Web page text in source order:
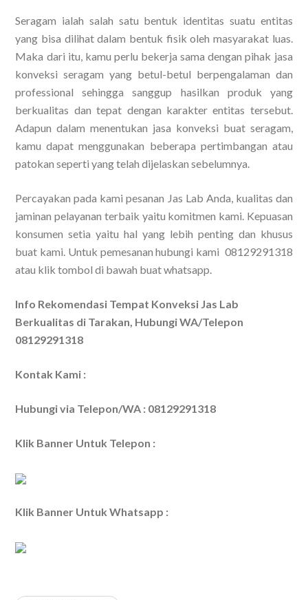
Seragam ialah salah satu bentuk identitas suatu entitas
yang bisa dilihat dalam bentuk fisik oleh masyarakat luas.
Maka dari itu, kamu perlu bekerja sama dengan pihak jasa
konveksi seragam yang betul-betul berpengalaman dan
professional sehingga sanggup hasilkan produk yang
berkualitas dan tepat dengan karakter entitas tersebut.
Adapun dalam menentukan jasa konveksi buat seragam,
kamu dapat menggunakan beberapa pertimbangan atau
patokan seperti yang telah dijelaskan sebelumnya.
Percayakan pada kami pesanan Jas Lab Anda, kualitas dan
jaminan pelayanan terbaik yaitu komitmen kami. Kepuasan
konsumen setia yaitu hal yang lebih penting dan khusus
buat kami. Untuk pemesanan hubungi kami 08129291318
atau klik tombol di bawah buat whatsapp.
Info Rekomendasi Tempat Konveksi Jas Lab
Berkualitas di Tarakan, Hubungi WA/Telepon
08129291318
Kontak Kami :
Hubungi via Telepon/WA : 08129291318
Klik Banner Untuk Telepon :
Klik Banner Untuk Whatsapp :